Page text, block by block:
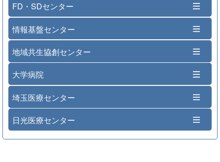
FD・SDセンター
情報基盤センター
地域共生協創センター
大学病院
埼玉医療センター
日光医療センター